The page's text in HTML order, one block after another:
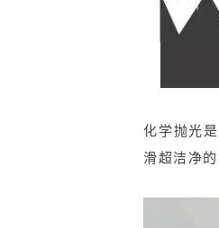
化学抛光
滑超洁净